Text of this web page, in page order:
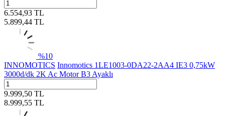
6.554,93 TL
5.899,44 TL
%10
INNOMOTICS Innomotics 1LE1003-0DA22-2AA4 IE3 0,75kW
3000d/dk 2K Ac Motor B3 Ayaklı
9.999,50 TL
8.999,55 TL